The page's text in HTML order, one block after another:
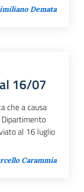
Demata
16/07
che a causa
Dipartimento
al 16 luglio
Carammia